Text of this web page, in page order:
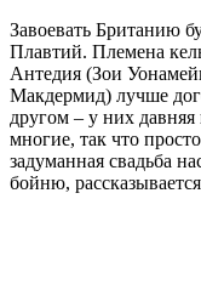
Завоевать Британию
Плавтий. Племена
Антедия (Зои
Макдермид) лучше
другом – у них
многие, так что
задуманная свадьба
бойню,